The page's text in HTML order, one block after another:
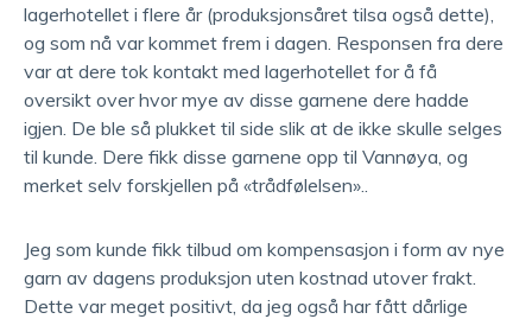
lagerhotellet i flere år (produksjonsåret tilsa også dette),
og som nå var kommet frem i dagen. Responsen fra dere
var at dere tok kontakt med lagerhotellet for å få
oversikt over hvor mye av disse garnene dere hadde
igjen. De ble så plukket til side slik at de ikke skulle selges
til kunde. Dere fikk disse garnene opp til Vannøya, og
merket selv forskjellen på «trådfølelsen»..
Jeg som kunde fikk tilbud om kompensasjon i form av nye
garn av dagens produksjon uten kostnad utover frakt.
Dette var meget positivt, da jeg også har fått dårlige